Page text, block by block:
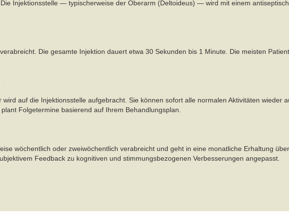
Injektionsstelle — typischerweise der Oberarm (Deltoideus) — wird mit einem
Die gesamte Injektion dauert etwa 30 Sekunden bis 1 Minute. Die meisten
auf die Injektionsstelle aufgebracht. Sie können sofort alle normalen Aktivitäten wieder
Folgetermine basierend auf Ihrem Behandlungsplan.
wöchentlich oder zweiwöchentlich verabreicht und geht in eine monatliche Erhaltung
Feedback zu kognitiven und stimmungsbezogenen Verbesserungen angepasst.